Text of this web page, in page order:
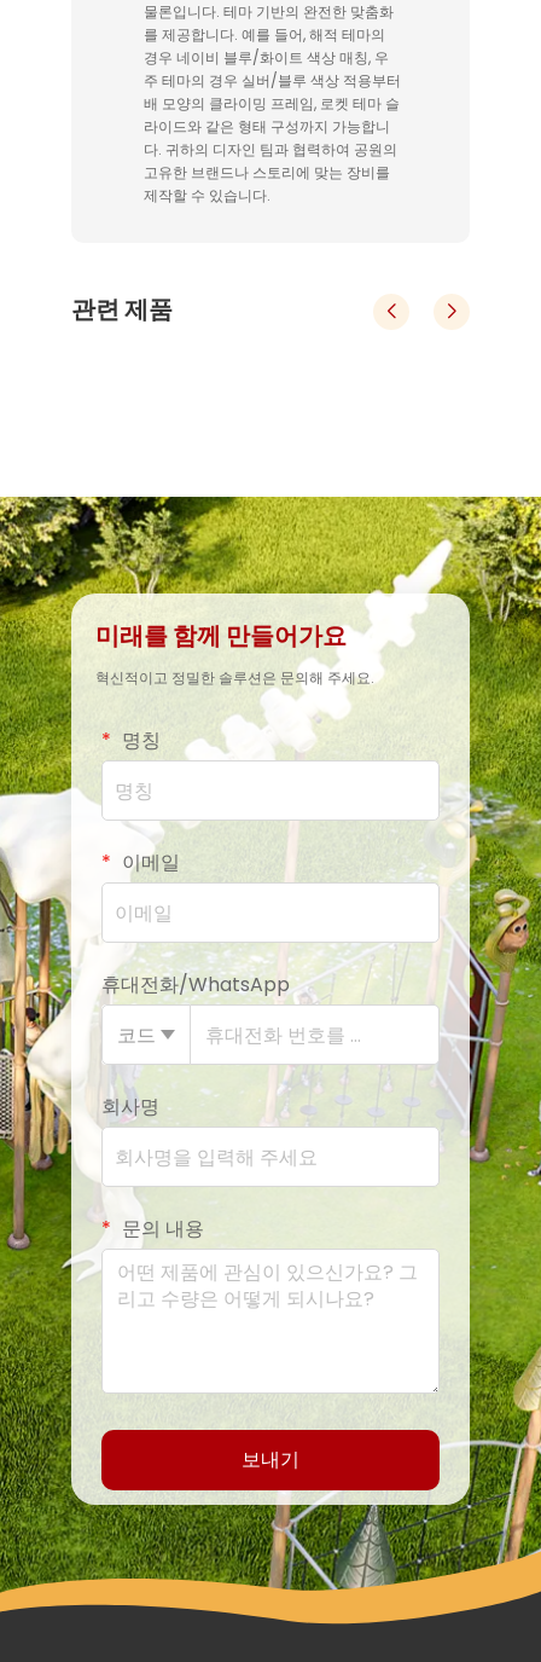
물론입니다. 테마 기반의 완전한 맞춤화
를 제공합니다. 예를 들어, 해적 테마의
경우 네이비 블루/화이트 색상 매칭, 우
주 테마의 경우 실버/블루 색상 적용부터
배 모양의 클라이밍 프레임, 로켓 테마 슬
라이드와 같은 형태 구성까지 가능합니
다. 귀하의 디자인 팀과 협력하여 공원의
고유한 브랜드나 스토리에 맞는 장비를
제작할 수 있습니다.
관련 제품
어린이용 뼈 다이노소어 테마 야외 놀이터 클라이밍 슬라이드 세트
미래를 함께 만들어가요
혁신적이고 정밀한 솔루션은 문의해 주세요.
명칭
이메일
휴대전화/WhatsApp
코드
회사명
문의 내용
보내기